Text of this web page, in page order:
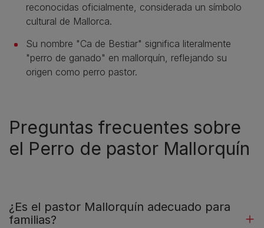
reconocidas oficialmente, considerada un símbolo
cultural de Mallorca.
Su nombre "Ca de Bestiar" significa literalmente
"perro de ganado" en mallorquín, reflejando su
origen como perro pastor.
Preguntas frecuentes sobre
el Perro de pastor Mallorquín
¿Es el pastor Mallorquín adecuado para
familias?